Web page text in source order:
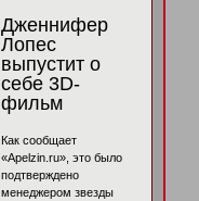
Дженнифер
Лопес
выпустит о
себе 3D-
фильм
Как сообщает
«Apelzin.ru», это было
подтверждено
менеджером звезды